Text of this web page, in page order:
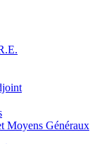
Moyens Généraux